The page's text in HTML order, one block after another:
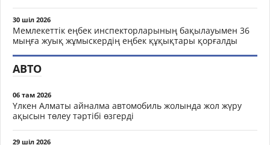
30 шіл 2026
Мемлекеттік еңбек инспекторларының бақылауымен 36
мыңға жуық жұмыскердің еңбек құқықтары қорғалды
АВТО
06 там 2026
Үлкен Алматы айналма автомобиль жолында жол жүру
ақысын төлеу тәртібі өзгерді
29 шіл 2026